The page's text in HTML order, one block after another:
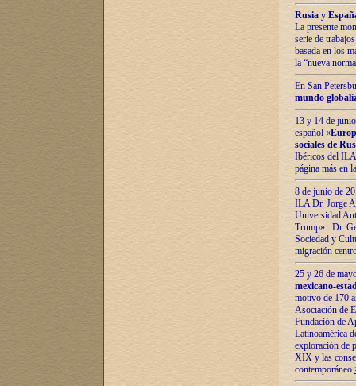
Rusia y
La presente
serie de
basada en los
la “nueva
En San
mundo
13 y 14 de
español «
sociales de
Ibéricos del ILA
página más en
8 de junio de
ILA Dr. Jorge
Universidad
Trump». Dr.
Sociedad y
migración
25 y 26 de
mexicano-
motivo de 170
Asociación de
Fundación de
Latinoamérica
exploración de
XIX y las
contemporáneo